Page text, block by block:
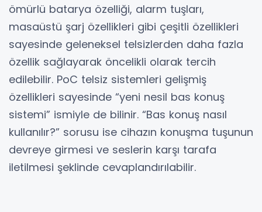
ömürlü batarya özelliği, alarm tuşları,
masaüstü şarj özellikleri gibi çeşitli özellikleri
sayesinde geleneksel telsizlerden daha fazla
özellik sağlayarak öncelikli olarak tercih
edilebilir. PoC telsiz sistemleri gelişmiş
özellikleri sayesinde “yeni nesil bas konuş
sistemi” ismiyle de bilinir. “Bas konuş nasıl
kullanılır?” sorusu ise cihazın konuşma tuşunun
devreye girmesi ve seslerin karşı tarafa
iletilmesi şeklinde cevaplandırılabilir.